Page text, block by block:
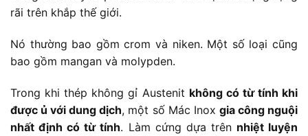
rãi trên khắp thế giới.
Nó thường bao gồm crom và niken. Một số loại cũng
bao gồm mangan và molypden.
Trong khi thép không gỉ Austenit không có từ tính khi
được ủ với dung dịch, một số Mác Inox gia công nguội
nhất định có từ tính. Làm cứng dựa trên nhiệt luyện